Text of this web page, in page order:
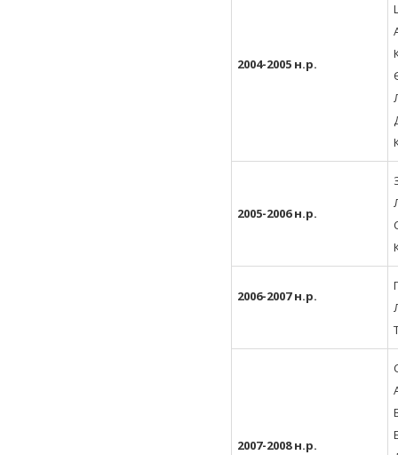
2004-2005 н.р.
2005-2006 н.р.
2006-2007 н.р.
2007-2008 н.р.